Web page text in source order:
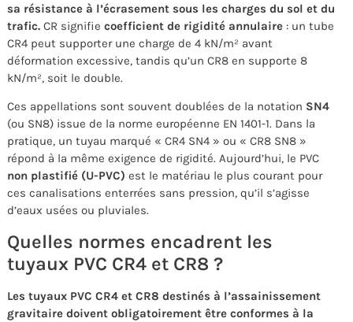
sa résistance à l’écrasement sous les charges du sol et du
trafic. CR signifie coefficient de rigidité annulaire : un tube
CR4 peut supporter une charge de 4 kN/m² avant
déformation excessive, tandis qu’un CR8 en supporte 8
kN/m², soit le double.
Ces appellations sont souvent doublées de la notation SN4
(ou SN8) issue de la norme européenne EN 1401-1. Dans la
pratique, un tuyau marqué « CR4 SN4 » ou « CR8 SN8 »
répond à la même exigence de rigidité. Aujourd’hui, le PVC
non plastifié (U-PVC) est le matériau le plus courant pour
ces canalisations enterrées sans pression, qu’il s’agisse
d’eaux usées ou pluviales.
Quelles normes encadrent les
tuyaux PVC CR4 et CR8 ?
Les tuyaux PVC CR4 et CR8 destinés à l’assainissement
gravitaire doivent obligatoirement être conformes à la